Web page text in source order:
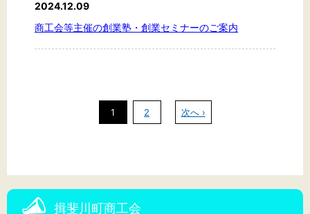
揖斐川町商工会
2024.12.09
商工会等主催の創業塾・創業セミナーのご案内
1 2 次へ ›